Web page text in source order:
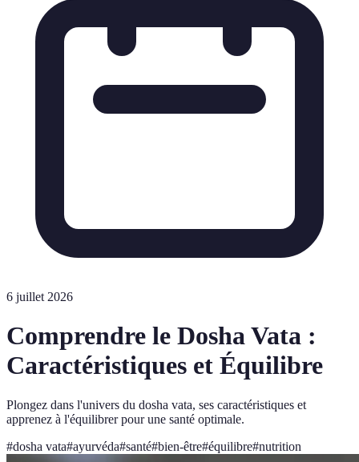
6 juillet 2026
Comprendre le Dosha Vata :
Caractéristiques et Équilibre
Plongez dans l'univers du dosha vata, ses caractéristiques et
apprenez à l'équilibrer pour une santé optimale.
#dosha vata#ayurvéda#santé#bien-être#équilibre#nutrition